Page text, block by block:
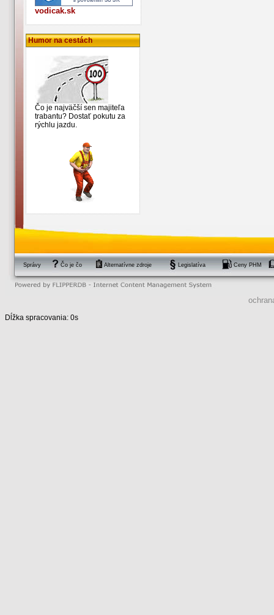
vodicak.sk
Humor na cestách
Čo je najväčší sen majiteľa
trabantu? Dostať pokutu za
rýchlu jazdu.
Správy Čo je čo Alternatívne zdroje Legislatíva Ceny PHM
Dĺžka spracovania: 0s